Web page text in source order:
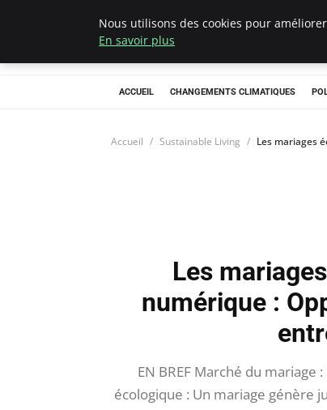
ACCUEIL CHANGEMENTS CLIMATIQUES
Accueil Sustainable Living Les mariages
Les
numérique :
EN BREF Marché du mariage
écologique : Un mariage génère
Nous utilisons des cookies pour
En savoir plus